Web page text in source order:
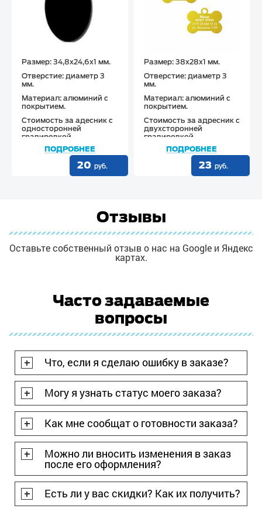
Размер: 34,8х24,6х1 мм.
Отверстие: диаметр 3
мм.
Материал: алюминий с
покрытием.
Стоимость за адесник с
односторонней
гравировкой
ПОДРОБНЕЕ
20 руб.
Размер: 38х28х1 мм.
Отверстие: диаметр 3
мм.
Материал: алюминий с
покрытием.
Стоимость за адресник с
двухсторонней
гравировкой
ПОДРОБНЕЕ
23 руб.
Отзывы
Оставьте собственный отзыв о нас на Google и Яндекс
картах.
Часто задаваемые
вопросы
Что, если я сделаю ошибку в заказе?
Могу я узнать статус моего заказа?
Как мне сообщат о готовности заказа?
Можно ли вносить изменения в заказ
после его оформления?
Есть ли у вас скидки? Как их получить?